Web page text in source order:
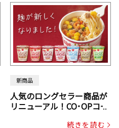
新商品
人気のロングセラー商品が
リニューアル！CO･OPコー
続きを読む